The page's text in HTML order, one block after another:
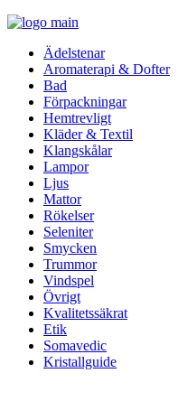
Ädelstenar
Aromaterapi & Dofter
Bad
Förpackningar
Hemtrevligt
Kläder & Textil
Klangskålar
Lampor
Ljus
Mattor
Rökelser
Seleniter
Smycken
Trummor
Vindspel
Övrigt
Kvalitetssäkrat
Etik
Somavedic
Kristallguide